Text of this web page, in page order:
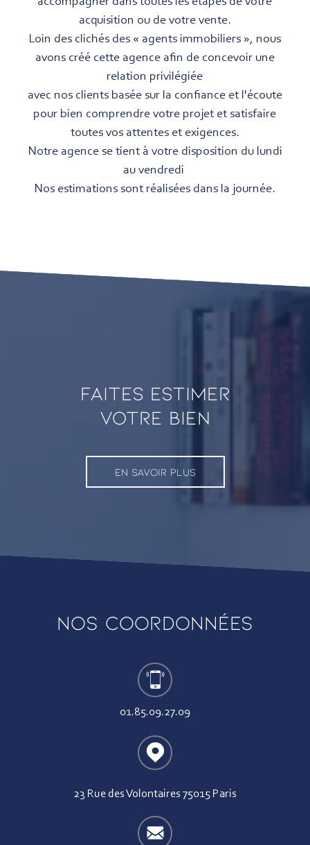
acquisition ou de votre vente.
Loin des clichés des « agents immobiliers », nous
avons créé cette agence afin de concevoir une
relation privilégiée
avec nos clients basée sur la confiance et l'écoute
pour bien comprendre votre projet et satisfaire
toutes vos attentes et exigences.
Notre agence se tient à votre disposition du lundi
au vendredi
Nos estimations sont réalisées dans la journée.
faites estimer
VOTRE BIEN
EN SAVOIR PLUS
Nos coordonnées
01.85.09.27.09
23 Rue des Volontaires 75015 Paris